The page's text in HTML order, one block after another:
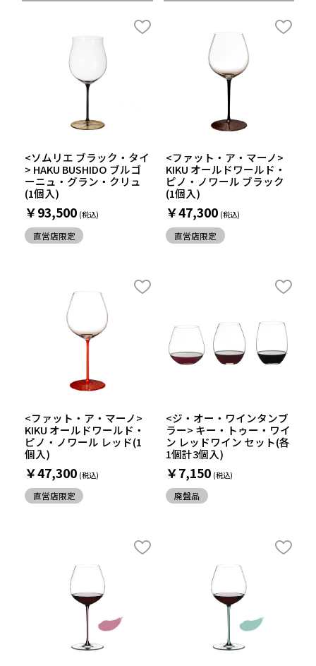
<ソムリエ ブラック・タイ
> HAKU BUSHIDO ブルゴ
ーニュ・グラン・クリュ
(1個入)
￥93,500
直営店限定
<ファット・ア・マーノ>
KIKU オールドワールド・
ピノ・ノワール ブラック
(1個入)
￥47,300
直営店限定
<ファット・ア・マーノ>
KIKU オールドワールド・
ピノ・ノワール レッド(1
個入)
￥47,300
直営店限定
<ジ・オー・ワインタンブ
ラー> キー・トゥー・ワイ
ン レッドワイン セット(各
1個計3個入)
￥7,150
廃盤品